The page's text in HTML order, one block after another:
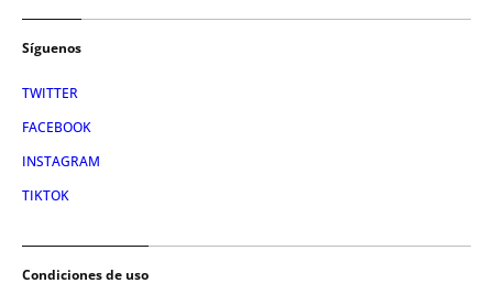
Síguenos
TWITTER
FACEBOOK
INSTAGRAM
TIKTOK
Condiciones de uso